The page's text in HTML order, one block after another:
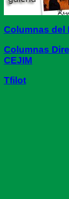
Columnas del
Columnas
CEJIM
Tfilot